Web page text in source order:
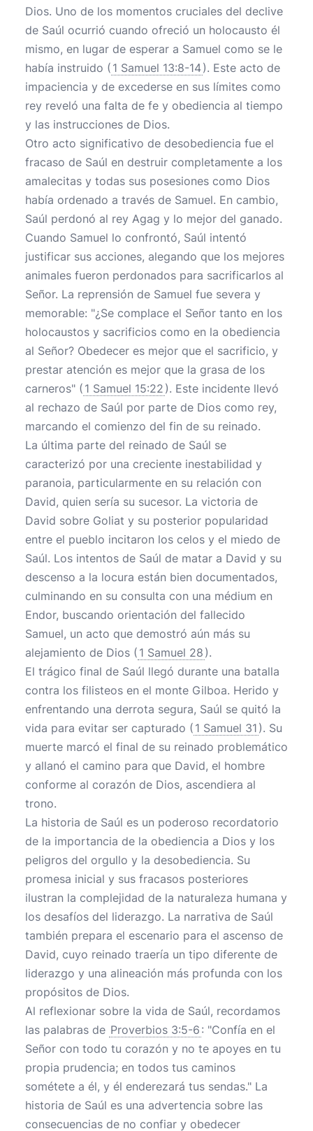
Dios. Uno de los momentos cruciales del declive
de Saúl ocurrió cuando ofreció un holocausto él
mismo, en lugar de esperar a Samuel como se le
había instruido ( 1 Samuel 13:8-14). Este acto de
impaciencia y de excederse en sus límites como
rey reveló una falta de fe y obediencia al tiempo
y las instrucciones de Dios.
Otro acto significativo de desobediencia fue el
fracaso de Saúl en destruir completamente a los
amalecitas y todas sus posesiones como Dios
había ordenado a través de Samuel. En cambio,
Saúl perdonó al rey Agag y lo mejor del ganado.
Cuando Samuel lo confrontó, Saúl intentó
justificar sus acciones, alegando que los mejores
animales fueron perdonados para sacrificarlos al
Señor. La reprensión de Samuel fue severa y
memorable: "¿Se complace el Señor tanto en los
holocaustos y sacrificios como en la obediencia
al Señor? Obedecer es mejor que el sacrificio, y
prestar atención es mejor que la grasa de los
carneros" ( 1 Samuel 15:22 ). Este incidente llevó
al rechazo de Saúl por parte de Dios como rey,
marcando el comienzo del fin de su reinado.
La última parte del reinado de Saúl se
caracterizó por una creciente inestabilidad y
paranoia, particularmente en su relación con
David, quien sería su sucesor. La victoria de
David sobre Goliat y su posterior popularidad
entre el pueblo incitaron los celos y el miedo de
Saúl. Los intentos de Saúl de matar a David y su
descenso a la locura están bien documentados,
culminando en su consulta con una médium en
Endor, buscando orientación del fallecido
Samuel, un acto que demostró aún más su
alejamiento de Dios ( 1 Samuel 28 ).
El trágico final de Saúl llegó durante una batalla
contra los filisteos en el monte Gilboa. Herido y
enfrentando una derrota segura, Saúl se quitó la
vida para evitar ser capturado ( 1 Samuel 31 ). Su
muerte marcó el final de su reinado problemático
y allanó el camino para que David, el hombre
conforme al corazón de Dios, ascendiera al
trono.
La historia de Saúl es un poderoso recordatorio
de la importancia de la obediencia a Dios y los
peligros del orgullo y la desobediencia. Su
promesa inicial y sus fracasos posteriores
ilustran la complejidad de la naturaleza humana y
los desafíos del liderazgo. La narrativa de Saúl
también prepara el escenario para el ascenso de
David, cuyo reinado traería un tipo diferente de
liderazgo y una alineación más profunda con los
propósitos de Dios.
Al reflexionar sobre la vida de Saúl, recordamos
las palabras de Proverbios 3:5-6 : "Confía en el
Señor con todo tu corazón y no te apoyes en tu
propia prudencia; en todos tus caminos
sométete a él, y él enderezará tus sendas." La
historia de Saúl es una advertencia sobre las
consecuencias de no confiar y obedecer